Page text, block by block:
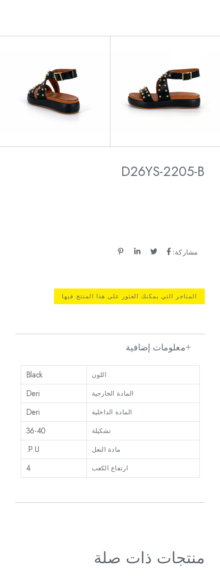
D26YS-2205-B
مشاركة:
المتاجر التي يمكنك العثور على هذا المنتج فيها
معلومات إضافية
اللون Black
المادة الخارجية Deri
المادة الداخلية Deri
تشكيلة 36-40
مادة النعل P.U.
ارتفاع الكعب 4
منتجات ذات صلة